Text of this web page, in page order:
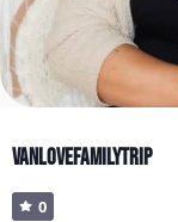
Vanlovefamilytrip
0